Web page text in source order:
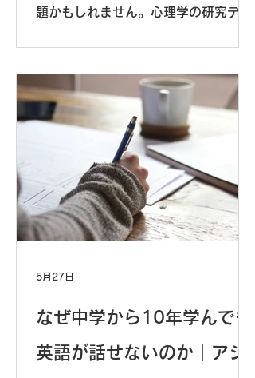
題かもしれません。心理学の研究デー
プロフェッショナルへの分岐点を解説
なぜ中学から10年学んでも
英語が話せないのか｜アジ
5月27日